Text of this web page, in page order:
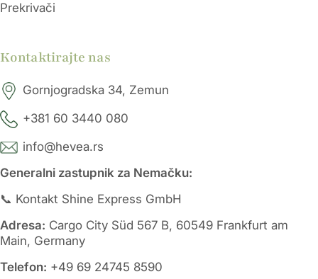
Prekrivači
Kontaktirajte nas
Gornjogradska 34, Zemun
+381 60 3440 080
info@hevea.rs
Generalni zastupnik za Nemačku:
📞 Kontakt Shine Express GmbH
Adresa: Cargo City Süd 567 B, 60549 Frankfurt am
Main, Germany
Telefon: +49 69 24745 8590